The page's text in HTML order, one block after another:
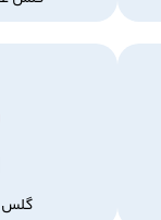
گلس